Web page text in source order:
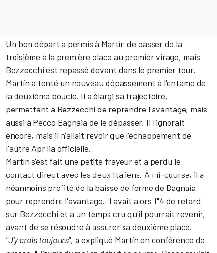
Un bon départ a permis à Martín de passer de la
troisième à la première place au premier virage, mais
Bezzecchi est repassé devant dans le premier tour.
Martín a tenté un nouveau dépassement à l'entame de
la deuxième boucle. Il a élargi sa trajectoire,
permettant à Bezzecchi de reprendre l'avantage, mais
aussi à Pecco Bagnaia de le dépasser. Il l'ignorait
encore, mais il n'allait revoir que l'échappement de
l'autre Aprilia officielle.
Martín s'est fait une petite frayeur et a perdu le
contact direct avec les deux Italiens. À mi-course, il a
néanmoins profité de la baisse de forme de Bagnaia
pour reprendre l'avantage. Il avait alors 1"4 de retard
sur Bezzecchi et a un temps cru qu'il pourrait revenir,
avant de se résoudre à assurer sa deuxième place.
"J'y crois toujours", a expliqué Martín en conférence de